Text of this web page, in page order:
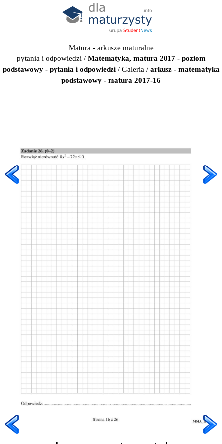
Matura - arkusze maturalne
pytania i odpowiedzi / Matematyka, matura 2017 - poziom
podstawowy - pytania i odpowiedzi/ Galeria / arkusz - matematyka
podstawowy - matura 2017-16